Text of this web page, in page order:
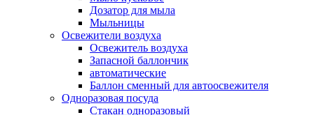
Дозатор для мыла
Мыльницы
Освежители воздуха
Освежитель воздуха
Запасной баллончик
автоматические
Баллон сменный для автоосвежителя
Одноразовая посуда
Стакан одноразовый